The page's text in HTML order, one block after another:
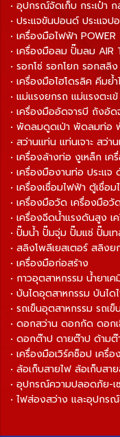
• อุปกรณ์จัดเก็บ กระเป๋า
• ประแจขันปอนด์ ประแจ
• เครื่องมือไฟฟ้า POWER
• เครื่องมือลม ปั๊มลม AIR
• รอกโซ่ รอกโยก รอกสลิ
• เครื่องมือไฮโดรลิค คีมย้
• แม่แรงยกรถ แม่แรงตะเ
• เครื่องมืออัดจารบี ถังอั
• พัดลมดูดเป่า พัดลมท่อ
• สว่านแท่น แท่นเจาะ สว่า
• เครื่องล้างท่อ งูเหล็ก เ
• เครื่องมืองานท่อ ประแ
• เครื่องเชื่อมไฟฟ้า ตู้เชื่
• เครื่องมือวัด เครื่องมือวั
• เครื่องฉีดน้ำแรงดันสูง
• ปั๊มน้ำ ปั๊มจุ่ม ปั๊มแช่ ปั๊มเ
• สลิงโพลีเยสเตอร์ สลิงย
• เครื่องมือก่อสร้าง
• กาวอุตสาหกรรม น้ำยาเค
• บันไดอุตสาหกรรม บันไ
• รถเข็นอุตสาหกรรม รถเ
• ดอกสว่าน ดอกกัด ดอกเ
• ดอกต๊าป ดายต๊าป ด้าม
• เครื่องมือเวิร์คช็อป เครื่
• ล้อเก็บสายไฟ ล้อเก็บสา
• อุปกรณ์ความปลอดภัย-
• ไฟส่องสว่าง และอุปกรณ์